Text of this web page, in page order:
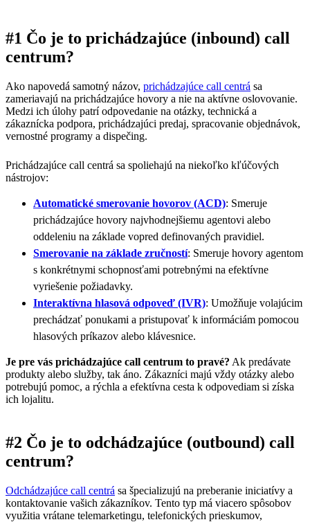
#1 Čo je to prichádzajúce (inbound) call
centrum?
Ako napovedá samotný názov, prichádzajúce call centrá sa
zameriavajú na prichádzajúce hovory a nie na aktívne oslovovanie.
Medzi ich úlohy patrí odpovedanie na otázky, technická a
zákaznícka podpora, prichádzajúci predaj, spracovanie objednávok,
vernostné programy a dispečing.
Prichádzajúce call centrá sa spoliehajú na niekoľko kľúčových
nástrojov:
Automatické smerovanie hovorov (ACD): Smeruje
prichádzajúce hovory najvhodnejšiemu agentovi alebo
oddeleniu na základe vopred definovaných pravidiel.
Smerovanie na základe zručností: Smeruje hovory agentom
s konkrétnymi schopnosťami potrebnými na efektívne
vyriešenie požiadavky.
Interaktívna hlasová odpoveď (IVR): Umožňuje volajúcim
prechádzať ponukami a pristupovať k informáciám pomocou
hlasových príkazov alebo klávesnice.
Je pre vás prichádzajúce call centrum to pravé? Ak predávate
produkty alebo služby, tak áno. Zákazníci majú vždy otázky alebo
potrebujú pomoc, a rýchla a efektívna cesta k odpovediam si získa
ich lojalitu.
#2 Čo je to odchádzajúce (outbound) call
centrum?
Odchádzajúce call centrá sa špecializujú na preberanie iniciatívy a
kontaktovanie vašich zákazníkov. Tento typ má viacero spôsobov
využitia vrátane telemarketingu, telefonických prieskumov,